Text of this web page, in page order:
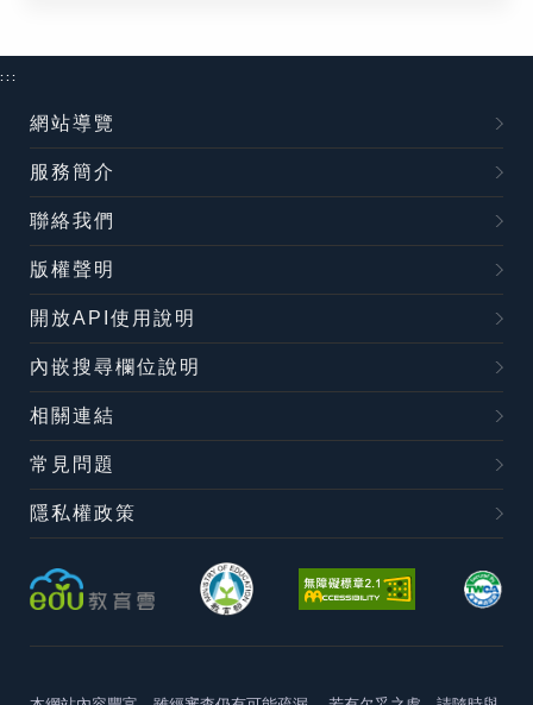
:::
網站導覽
服務簡介
聯絡我們
版權聲明
開放API使用說明
內嵌搜尋欄位說明
相關連結
常見問題
隱私權政策